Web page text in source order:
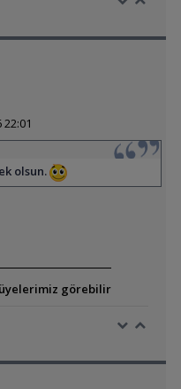
olsun.
üyelerimiz görebilir